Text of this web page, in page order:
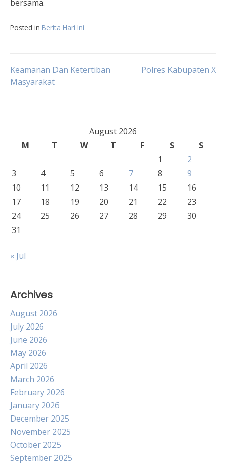
bersama.
Posted in Berita Hari Ini
Post
Keamanan Dan Ketertiban
Masyarakat
Polres Kabupaten X
August 2026
M
T W T F S
S
1
2
3
4 5 6 7 8
9
10
11 12 13 14 15
16
17
18 19 20 21 22
23
24
25 26 27 28 29
30
31
« Jul
Archives
August 2026
July 2026
June 2026
May 2026
April 2026
March 2026
February 2026
January 2026
December 2025
November 2025
October 2025
September 2025